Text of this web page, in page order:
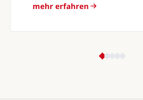
mehr erfahren